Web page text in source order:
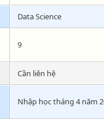
Data Science
9
Cần liên hệ
Nhập học tháng 4 năm